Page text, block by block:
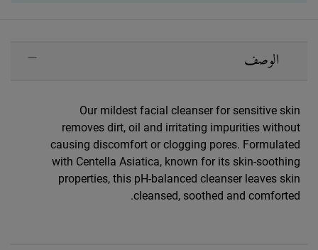
الوصف
Our mildest facial cleanser for sensitive skin
removes dirt, oil and irritating impurities without
causing discomfort or clogging pores. Formulated
with Centella Asiatica, known for its skin-soothing
properties, this pH-balanced cleanser leaves skin
cleansed, soothed and comforted.